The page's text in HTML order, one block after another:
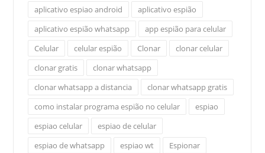
aplicativo espiao android
aplicativo espião
aplicativo espião whatsapp
app espião para celular
Celular
celular espião Clonar
clonar celular
clonar gratis
clonar whatsapp
clonar whatsapp a distancia
clonar whatsapp gratis
como instalar programa espião no celular
espiao
espiao celular
espiao de celular
espiao de whatsapp
espiao wt
Espionar